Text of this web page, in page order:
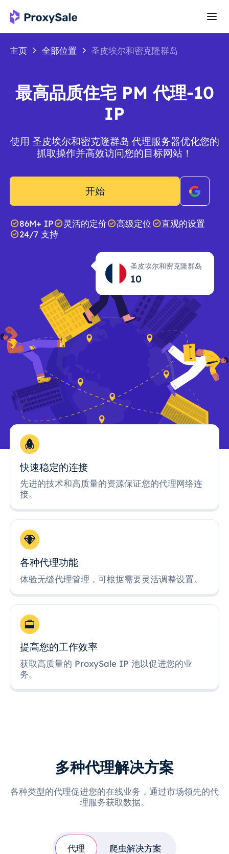
主页 全部位置 圣皮埃尔和密克隆群岛
最高品质住宅 PM 代理-10
IP
使用 圣皮埃尔和密克隆群岛 代理服务器优化您的
抓取操作并高效访问您的目标网站！
开始
86M+ IP 灵活的定价 高级定位
直观的设置
24/7 支持
圣皮埃尔和密克隆群岛
10
快速稳定的连接
先进的技术和高质量的资源保证您的代理网络连
接。
各种代理功能
体验无缝代理管理，可根据需要灵活调整设置。
提高您的工作效率
获取高质量的 ProxySale IP 池以促进您的业
务。
多种代理解决方案
各种类型的代理促进您的在线业务，通过市场领先的代
理服务获取数据。
代理 爬虫解决方案